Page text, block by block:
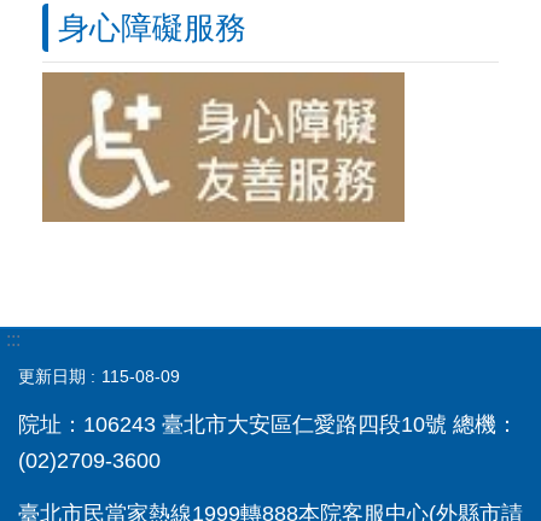
身心障礙服務
:::
更新日期 115-08-09
院址：106243 臺北市大安區仁愛路四段10號 總機：
(02)2709-3600
臺北市民當家熱線1999轉888本院客服中心(外縣市請